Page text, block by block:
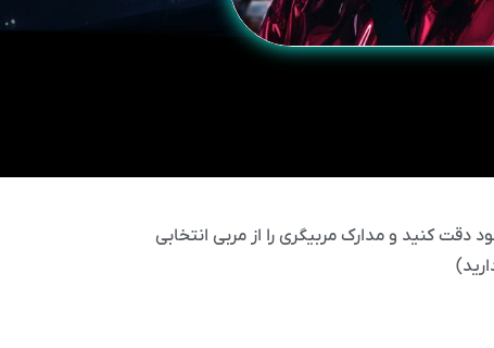
دقت کنید و مدارک مربیگری را از مربی انتخابی